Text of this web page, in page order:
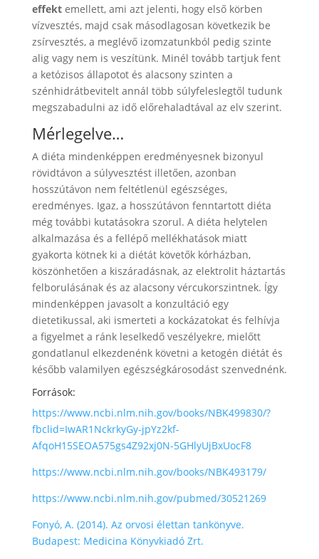
effektemellett, ami azt jelenti, hogy első körben
vízvesztés, majd csak másodlagosan következik be
zsírvesztés, a meglévő izomzatunkból pedig szinte
alig vagy nem is veszítünk. Minél tovább tartjuk fent
a ketózisos állapotot és alacsony szinten a
szénhidrátbevitelt annál több súlyfeleslegtől tudunk
megszabadulni az idő előrehaladtával az elv szerint.
Mérlegelve…
A diéta mindenképpen eredményesnek bizonyul
rövidtávon a súlyvesztést illetően, azonban
hosszútávon nem feltétlenül egészséges,
eredményes. Igaz, a hosszútávon fenntartott diéta
még további kutatásokra szorul. A diéta helytelen
alkalmazása és a fellépő mellékhatások miatt
gyakorta kötnek ki a diétát követők kórházban,
köszönhetően a kiszáradásnak, az elektrolit háztartás
felborulásának és az alacsony vércukorszintnek. Így
mindenképpen javasolt a konzultáció egy
dietetikussal, aki ismerteti a kockázatokat és felhívja
a figyelmet a ránk leselkedő veszélyekre, mielőtt
gondatlanul elkezdenénk követni a ketogén diétát és
később valamilyen egészségkárosodást szenvednénk.
Források:
https://www.ncbi.nlm.nih.gov/books/NBK499830/?
fbclid=IwAR1NckrkyGy-jpYz2kf-
AfqoH15SEOA575gs4Z92xj0N-5GHlyUjBxUocF8
https://www.ncbi.nlm.nih.gov/books/NBK493179/
https://www.ncbi.nlm.nih.gov/pubmed/30521269
Fonyó, A. (2014). Az orvosi élettan tankönyve.
Budapest: Medicina Könyvkiadó Zrt.